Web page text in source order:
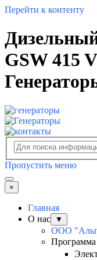
Перейти к контенту
GSW 415
Пропустить меню
×
Главная
О нас
▼
ООО
Программа